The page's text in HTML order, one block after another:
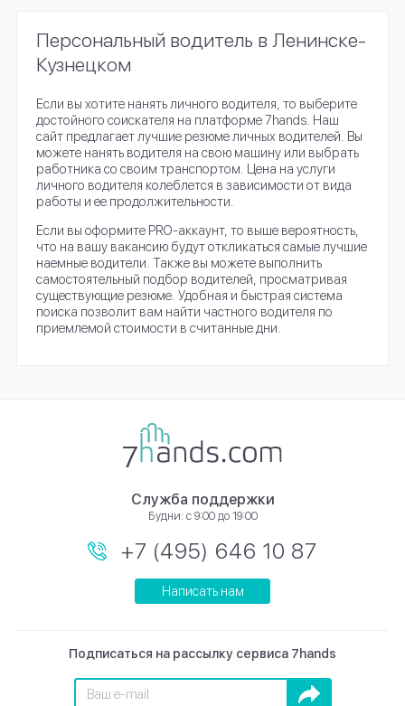
Персональный водитель в Ленинске-
Кузнецком
Если вы хотите нанять личного водителя, то выберите
достойного соискателя на платформе 7hands. Наш
сайт предлагает лучшие резюме личных водителей. Вы
можете нанять водителя на свою машину или выбрать
работника со своим транспортом. Цена на услуги
личного водителя колеблется в зависимости от вида
работы и ее продолжительности.
Если вы оформите PRO-аккаунт, то выше вероятность,
что на вашу вакансию будут откликаться самые лучшие
наемные водители. Также вы можете выполнить
самостоятельный подбор водителей, просматривая
существующие резюме. Удобная и быстрая система
поиска позволит вам найти частного водителя по
приемлемой стоимости в считанные дни.
Подписаться на рассылку сервиса 7hands
Подписаться
Служба поддержки
Будни: с 9:00 до 19:00
+7 (495) 646 10 87
Написать нам